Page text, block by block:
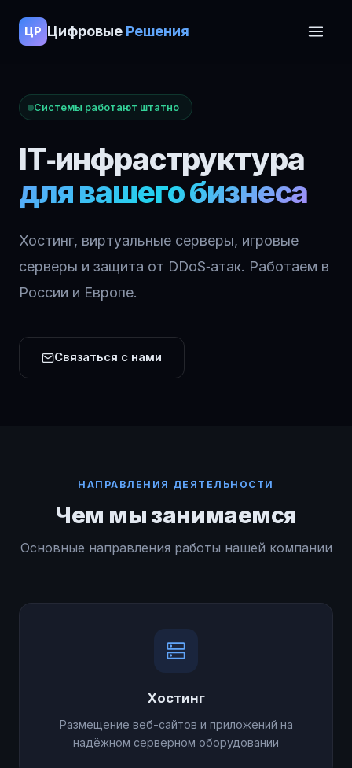
ЦР Цифровые Решения
Системы работают штатно
IT‑инфраструктура
для вашего бизнеса
Хостинг, виртуальные серверы, игровые
серверы и защита от DDoS‑атак. Работаем в
России и Европе.
Связаться с нами
НАПРАВЛЕНИЯ ДЕЯТЕЛЬНОСТИ
Чем мы занимаемся
Основные направления работы нашей компании
Хостинг
Размещение веб-сайтов и приложений на
надёжном серверном оборудовании